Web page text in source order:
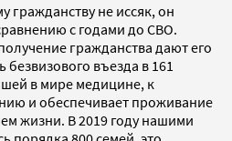
гражданству не иссяк, он
с годами до СВО.
гражданства дают его
въезда в 161
в мире медицине, к
и обеспечивает проживание
жизни. В 2019 году нашими